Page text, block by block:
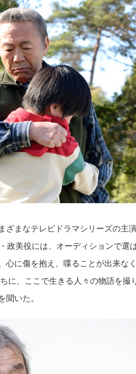
ざまなテレビドラマシリーズの主
政美役には、オーディションで選
心に傷を抱え、喋ることが出来な
に、ここで生きる人々の物語を撮
聞いた。